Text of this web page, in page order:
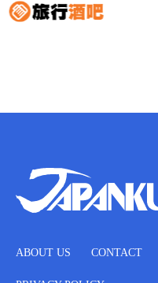
ABOUT US CONTACT